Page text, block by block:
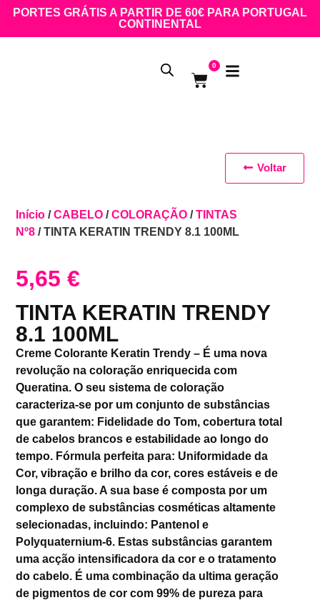
PORTES GRÁTIS A PARTIR DE 60€ PARA PORTUGAL
CONTINENTAL
0
Início /CABELO /COLORAÇÃO /TINTAS
Nº8 / TINTA KERATIN TRENDY 8.1 100ML
5,65€
TINTA KERATIN TRENDY
8.1 100ML
Creme Colorante Keratin Trendy – É uma nova
revolução na coloração enriquecida com
Queratina. O seu sistema de coloração
caracteriza-se por um conjunto de substâncias
que garantem: Fidelidade do Tom, cobertura total
de cabelos brancos e estabilidade ao longo do
tempo. Fórmula perfeita para: Uniformidade da
Cor, vibração e brilho da cor, cores estáveis e de
longa duração. A sua base é composta por um
complexo de substâncias cosméticas altamente
selecionadas, incluindo: Pantenol e
Polyquaternium-6. Estas substâncias garantem
uma acção intensificadora da cor e o tratamento
do cabelo. É uma combinação da ultima geração
de pigmentos de cor com 99% de pureza para
Voltar